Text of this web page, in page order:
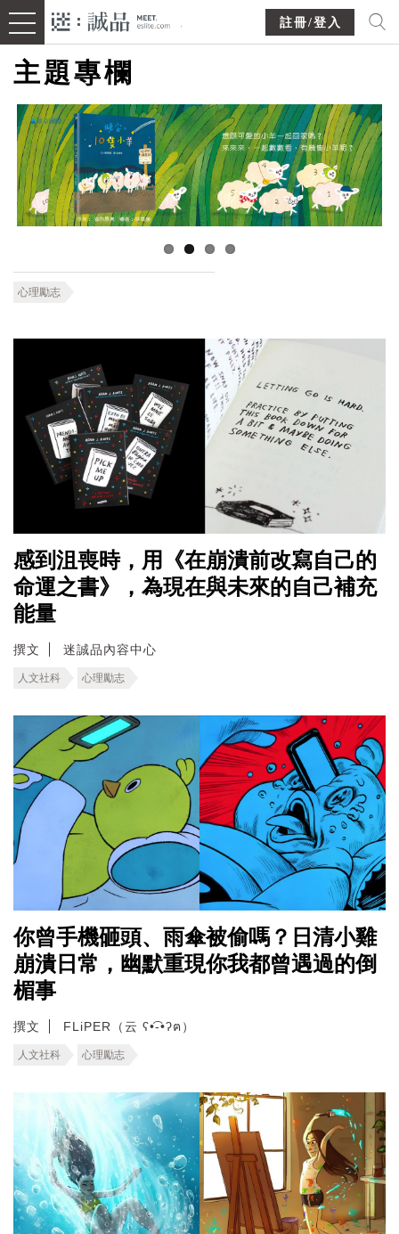
註冊/登入
主題專欄
心理勵志
感到沮喪時，用《在崩潰前改寫自己的
命運之書》，為現在與未來的自己補充
能量
撰文 迷誠品內容中心
人文社科 心理勵志
你曾手機砸頭、雨傘被偷嗎？日清小雞
崩潰日常，幽默重現你我都曾遇過的倒
楣事
撰文 FLiPER（云 ʕ•͡-•ʔฅ）
人文社科 心理勵志